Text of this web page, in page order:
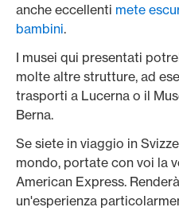
anche eccellenti mete
bambini.
I musei qui presentati
molte altre strutture, ad
trasporti a Lucerna o il
Berna.
Se siete in viaggio in
mondo, portate con voi la
American Express.
un'esperienza